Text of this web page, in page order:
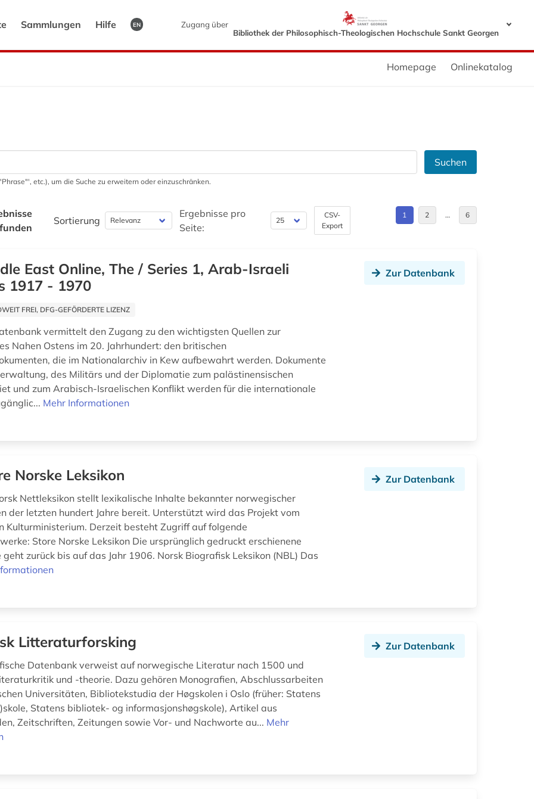
Sammlungen Hilfe EN
Zugang über
Bibliothek der Philosophisch-Theologischen Hochschule Sankt Georgen
Homepage Onlinekatalog
Suchen
etc.), um die Suche zu erweitern oder einzuschränken.
Sortierung
Ergebnisse pro
Seite:
CSV-
Export
1 2 … 6
East Online, The / Series 1, Arab-Israeli
1917 - 1970
FREI, DFG-GEFÖRDERTE LIZENZ
vermittelt den Zugang zu den wichtigsten Quellen zur
Nahen Ostens im 20. Jahrhundert: den britischen
die im Nationalarchiv in Kew aufbewahrt werden. Dokumente
des Militärs und der Diplomatie zum palästinensischen
und zum Arabisch-Israelischen Konflikt werden für die internationale
Mehr Informationen
Zur Datenbank
Norske Leksikon
Nettleksikon stellt lexikalische Inhalte bekannter norwegischer
der letzten hundert Jahre bereit. Unterstützt wird das Projekt vom
Kulturministerium. Derzeit besteht Zugriff auf folgende
Store Norske Leksikon Die ursprünglich gedruckt erschienene
geht zurück bis auf das Jahr 1906. Norsk Biografisk Leksikon (NBL) Das
Zur Datenbank
Litteraturforsking
Datenbank verweist auf norwegische Literatur nach 1500 und
und -theorie. Dazu gehören Monografien, Abschlussarbeiten
Universitäten, Bibliotekstudia der Høgskolen i Oslo (früher: Statens
Statens bibliotek- og informasjonshøgskole), Artikel aus
Zeitschriften, Zeitungen sowie Vor- und Nachworte au... Mehr
Zur Datenbank